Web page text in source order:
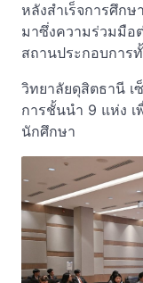
หลังสำเร็จการศึก
มาซึ่งความร่วมมือ
สถานประกอบการ
วิทยาลัยดุสิตธานี เ
การชั้นนำ 9 แห่ง
นักศึกษา